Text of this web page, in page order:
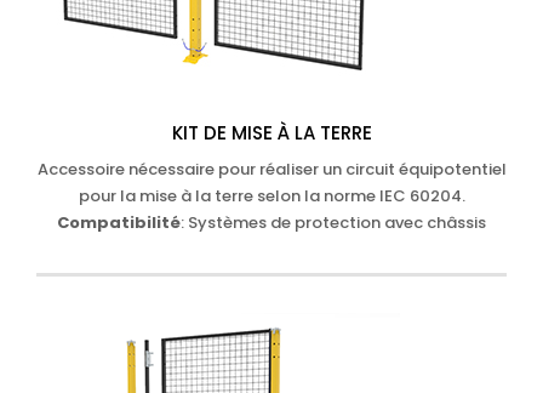
KIT DE MISE À LA TERRE
Accessoire nécessaire pour réaliser un circuit équipotentiel
pour la mise à la terre selon la norme IEC 60204.
Compatibilité: Systèmes de protection avec châssis